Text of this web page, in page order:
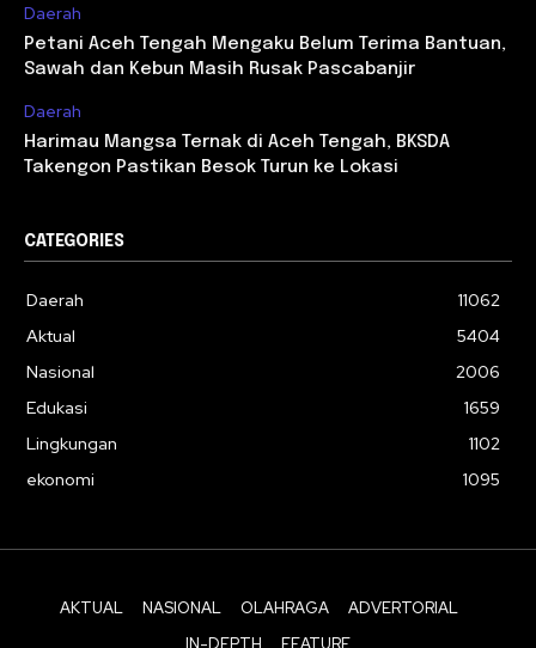
Daerah
Petani Aceh Tengah Mengaku Belum Terima Bantuan,
Sawah dan Kebun Masih Rusak Pascabanjir
Daerah
Harimau Mangsa Ternak di Aceh Tengah, BKSDA
Takengon Pastikan Besok Turun ke Lokasi
CATEGORIES
Daerah
11062
Aktual
5404
Nasional
2006
Edukasi
1659
Lingkungan
1102
ekonomi
1095
AKTUAL NASIONAL OLAHRAGA
ADVERTORIAL
IN-DEPTH
FEATURE